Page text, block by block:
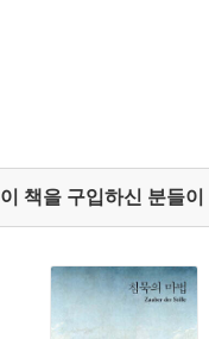
이 책을 구입하신 분들이